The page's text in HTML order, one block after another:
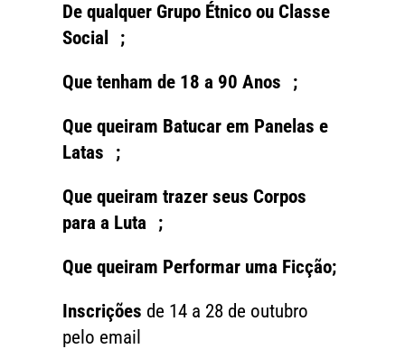
De qualquer Grupo Étnico ou Classe
Social ;
Que tenham de 18 a 90 Anos ;
Que queiram Batucar em Panelas e
Latas ;
Que queiram trazer seus Corpos
para a Luta ;
Que queiram Performar uma Ficção;
Inscrições de 14 a 28 de outubro
pelo email